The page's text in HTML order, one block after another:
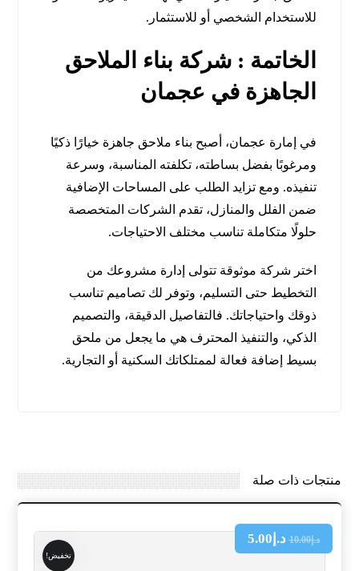
للاستخدام الشخصي أو للاستثمار.
الخاتمة : شركة بناء الملاحق
الجاهزة في عجمان
في إمارة عجمان، أصبح بناء ملاحق جاهزة خيارًا ذكيًا
ومرغوبًا بفضل بساطته، تكلفته المناسبة، وسرعة
تنفيذه. ومع تزايد الطلب على المساحات الإضافية
ضمن الفلل والمنازل، تقدم الشركات المتخصصة
حلولًا متكاملة تناسب مختلف الاحتياجات.
اختر شركة موثوقة تتولى إدارة مشروعك من
التخطيط حتى التسليم، وتوفر لك تصاميم تناسب
ذوقك واحتياجاتك. فالتفاصيل الدقيقة، والتصميم
الذكي، والتنفيذ المحترف هي ما يجعل من ملحق
بسيط إضافة فعالة لممتلكاتك السكنية أو التجارية.
منتجات ذات صلة
تخفيض!
د.إ10.00 د.إ 5.00